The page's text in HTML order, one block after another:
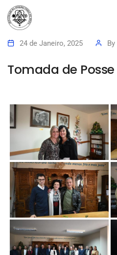
24 de Janeiro, 2025 By
Tomada de Posse